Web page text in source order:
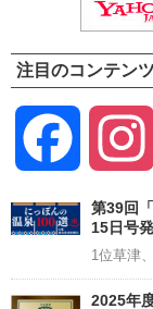
注目のコンテンツ
Facebook
第39回
15日号発
1位草津
2025年